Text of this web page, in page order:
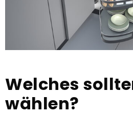
Welches
wählen?